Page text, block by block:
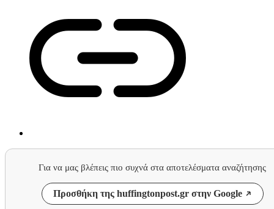
Για να μας βλέπεις πιο συχνά στα αποτελέσματα αναζήτησης
Προσθήκη της huffingtonpost.gr στην Google